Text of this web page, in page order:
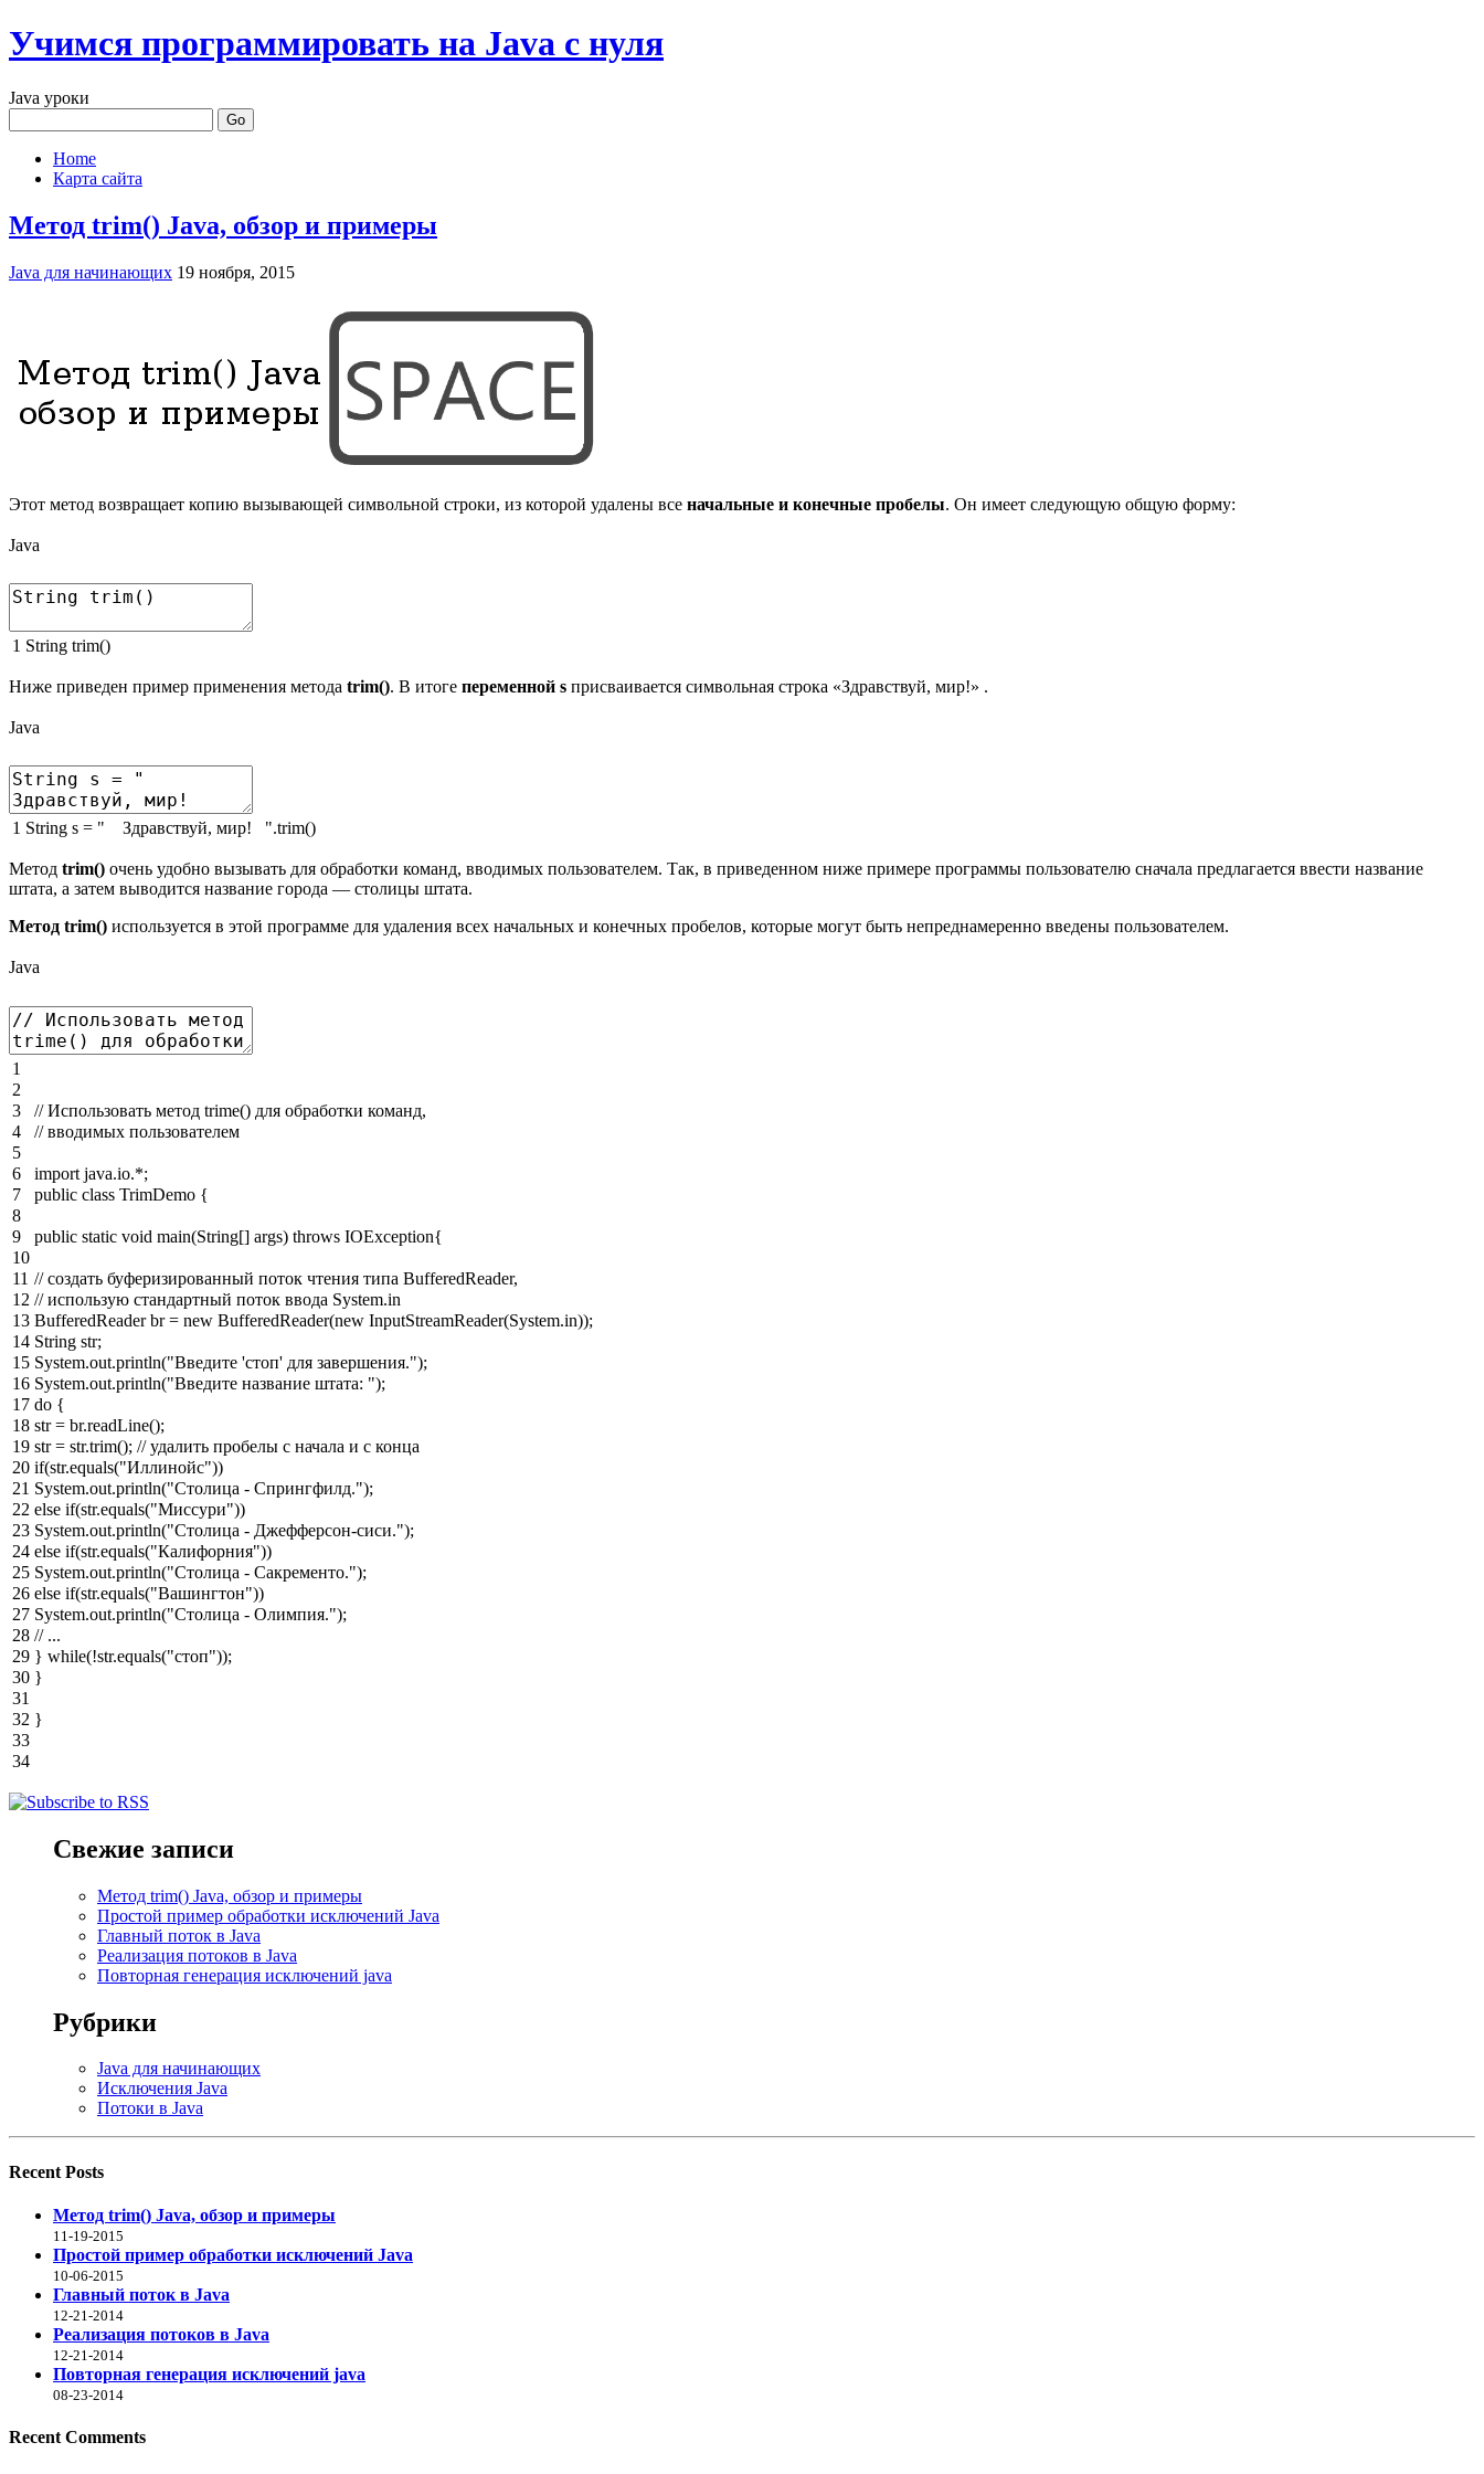
Учимся программировать на Java с нуля
Java уроки
Home
Карта сайта
Метод trim() Java, обзор и примеры
Java для начинающих 19 ноября, 2015
Этот метод возвращает копию вызывающей символьной строки, из которой удалены все начальные и конечные пробелы. Он имеет следующую общую форму:
Java
1 String trim()
Ниже приведен пример применения метода trim(). В итоге переменной s присваивается символьная строка «Здравствуй, мир!» .
Java
1 String s = " Здравствуй, мир! ".trim()
Метод trim() очень удобно вызывать для обработки команд, вводимых пользователем. Так, в приведенном ниже примере программы пользователю сначала предлагается ввести название
штата, а затем выводится название города — столицы штата.
Метод trim() используется в этой программе для удаления всех началь­ных и конечных пробелов, которые могут быть непреднамеренно введены поль­зователем.
Java
1
2
3
4
5
6
7
8
9
10
11
12
13
14
15
16
17
18
19
20
21
22
23
24
25
26
27
28
29
30
31
32
33
34
// Использовать метод trime() для обработки команд,
// вводимых пользователем
import java.io.*;
public class TrimDemo {
public static void main(String[] args) throws IOException{
// создать буферизированный поток чтения типа BufferedReader,
// использую стандартный поток ввода System.in
BufferedReaderbr = new BufferedReader(new InputStreamReader(System.in));
String str;
System.out.println("Введите 'стоп' для завершения.");
System.out.println("Введите название штата: ");
do {
str = br.readLine();
str = str.trim(); // удалить пробелы с начала и с конца
if(str.equals("Иллинойс"))
System.out.println("Столица - Спрингфилд.");
else if(str.equals("Миссури"))
System.out.println("Столица - Джефферсон-сиси.");
else if(str.equals("Калифорния"))
System.out.println("Столица - Сакременто.");
else if(str.equals("Вашингтон"))
System.out.println("Столица - Олимпия.");
// ...
} while(!str.equals("стоп"));
}
}
Свежие записи
Метод trim() Java, обзор и примеры
Простой пример обработки исключений Java
Главный поток в Java
Реализация потоков в Java
Повторная генерация исключений java
Рубрики
Java для начинающих
Исключения Java
Потоки в Java
Recent Posts
Метод trim() Java, обзор и примеры
11-19-2015
Простой пример обработки исключений Java
10-06-2015
Главный поток в Java
12-21-2014
Реализация потоков в Java
12-21-2014
Повторная генерация исключений java
08-23-2014
Recent Comments